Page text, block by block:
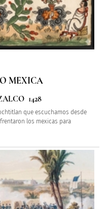
MEXICA
1428
que escuchamos desde
los mexicas para